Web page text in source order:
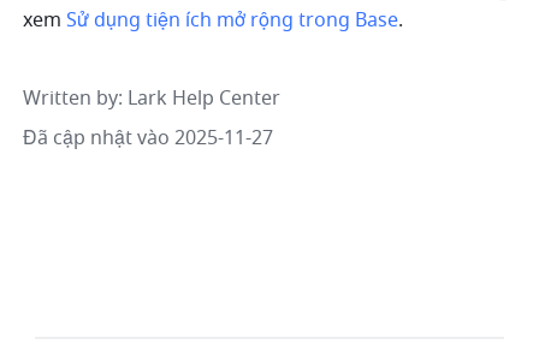
xem Sử dụng tiện ích mở rộng trong Base.
Written by: Lark Help Center
Đã cập nhật vào 2025-11-27